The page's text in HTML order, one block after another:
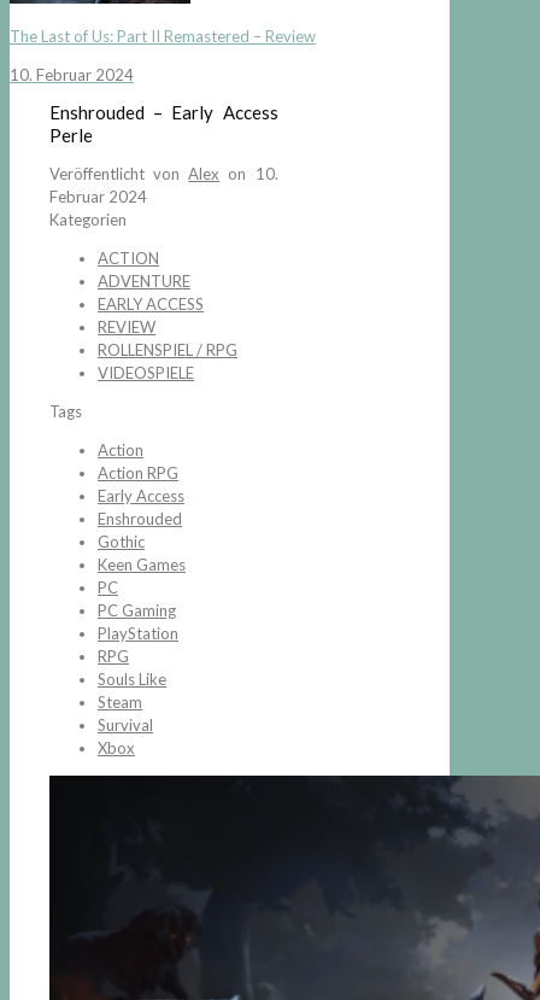
The Last of Us: Part II Remastered – Review
10. Februar 2024
Enshrouded – Early Access
Perle
Veröffentlicht von Alex on
10.
Februar 2024
Kategorien
ACTION
ADVENTURE
EARLY ACCESS
REVIEW
ROLLENSPIEL / RPG
VIDEOSPIELE
Tags
Action
Action RPG
Early Access
Enshrouded
Gothic
Keen Games
PC
PC Gaming
PlayStation
RPG
Souls Like
Steam
Survival
Xbox